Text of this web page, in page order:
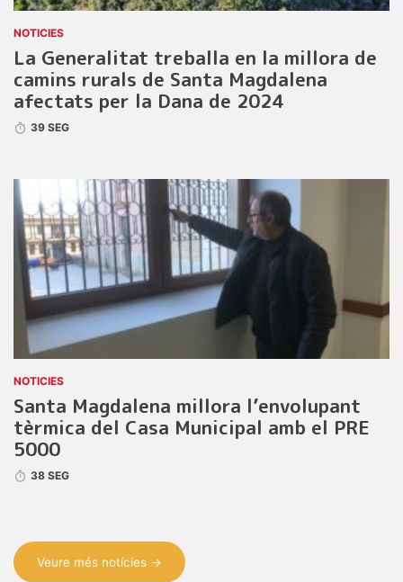
NOTICIES
La Generalitat treballa en la millora de
camins rurals de Santa Magdalena
afectats per la Dana de 2024
39 SEG
NOTICIES
Santa Magdalena millora l’envolupant
tèrmica del Casa Municipal amb el PRE
5000
38 SEG
Veure més notícies →